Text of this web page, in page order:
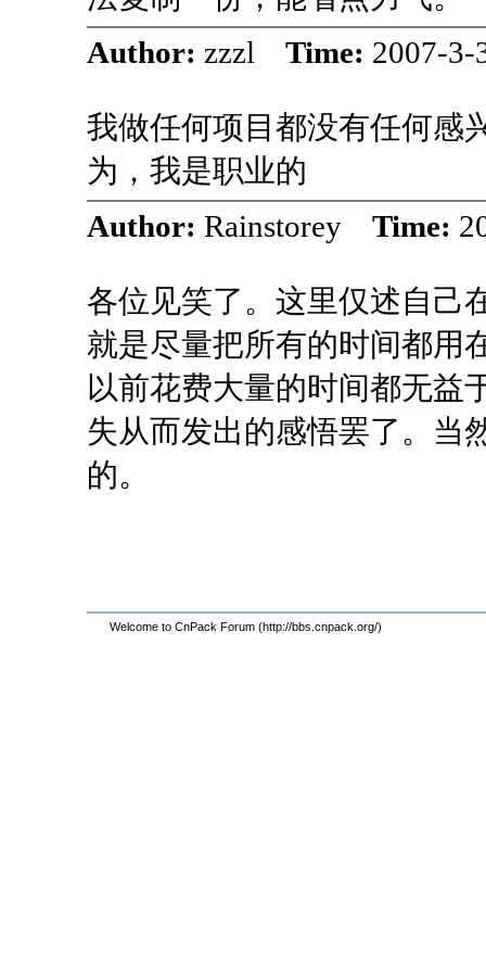
Author: zzzl Time: 2007-3-
我做任何项目都没有任何感
为，我是职业的
Author: Rainstorey Time:
各位见笑了。这里仅述自己
就是尽量把所有的时间都用
以前花费大量的时间都无益
失从而发出的感悟罢了。当
的。
Welcome to CnPack Forum (http://bbs.cnpack.org/)